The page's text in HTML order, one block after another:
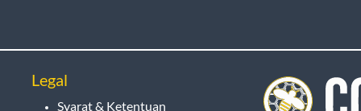
Legal
Syarat & Ketentuan